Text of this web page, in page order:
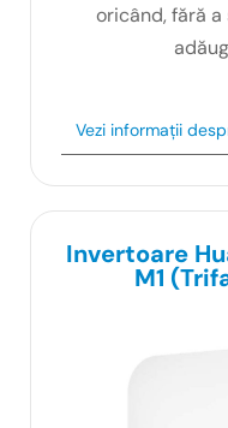
oricând, fără
Vezi informații
Invertoare
M1